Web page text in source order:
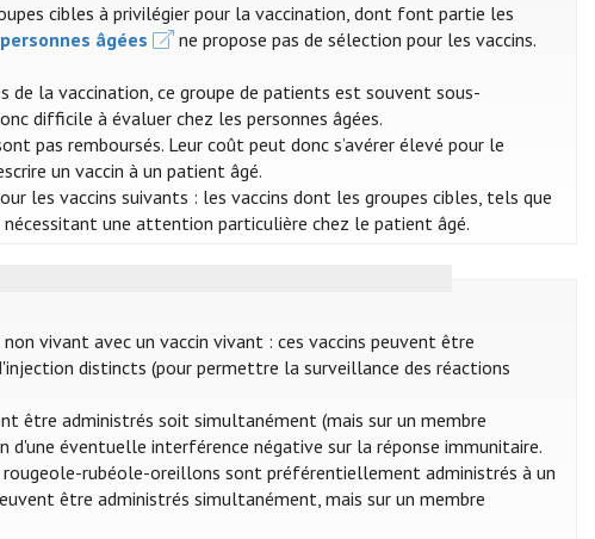
cibles à privilégier pour la vaccination, dont font partie les
âgées
ne propose pas de sélection pour les vaccins.
la vaccination, ce groupe de patients est souvent sous-
difficile à évaluer chez les personnes âgées.
pas remboursés. Leur coût peut donc s’avérer élevé pour le
un vaccin à un patient âgé.
les vaccins suivants : les vaccins dont les groupes cibles, tels que
nécessitant une attention particulière chez le patient âgé.
vivant avec un vaccin vivant : ces vaccins peuvent être
distincts (pour permettre la surveillance des réactions
être administrés soit simultanément (mais sur un membre
d'une éventuelle interférence négative sur la réponse immunitaire.
rubéole-oreillons sont préférentiellement administrés à un
être administrés simultanément, mais sur un membre